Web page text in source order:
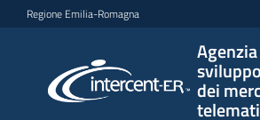
Vai al contenuto
Vai alla navigazione
Vai al footer
Regione Emilia-Romagna
sviluppo
dei
per lo
sviluppo